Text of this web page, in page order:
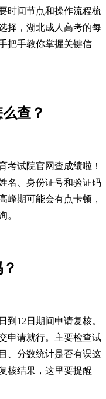
时间节点和操作流程梳
择，湖北成人高考的每
把手教你掌握关键信
查？
考试院官网查成绩啦！
名、身份证号和验证码
峰期可能会有点卡顿，
。
到12日期间申请复核。
申请就行。主要检查试
、分数统计是否有误这
核结果，这里要提醒